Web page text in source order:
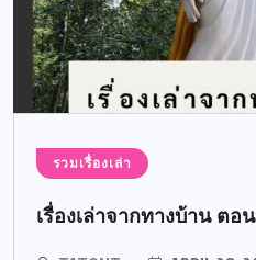
รวมเรื่องเล่า
เรื่องเล่าจากทางบ้าน ตอ